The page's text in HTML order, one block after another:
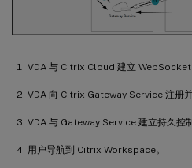
VDA 与 Citrix Cloud 建立 WebSocket
VDA 向 Citrix Gateway Service 注册并
VDA 与 Gateway Service 建立持久控
用户导航到 Citrix Workspace。